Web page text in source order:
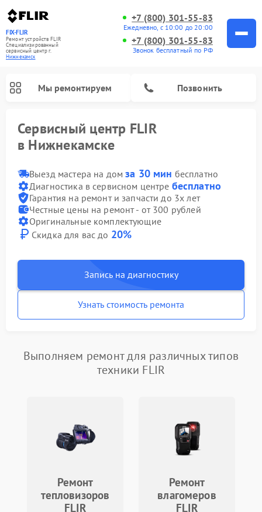
FIX-FLIR
Ремонт устройств FLIR
Специализированный
cервисный центр г.
Нижнекамск
+7 (800) 301-55-83
Ежедневно, с 10:00 до 20:00
+7 (800) 301-55-83
Звонок бесплатный по РФ
Мы ремонтируем Позвонить
Сервисный центр FLIR
в Нижнекамске
Выезд мастера на домза 30 мин бесплатно
Диагностика в сервисном центре бесплатно
Гарантия на ремонт и запчасти до 3х лет
Честные цены на ремонт - от 300 рублей
Оригинальные комплектующие
Скидка для вас до 20%
Запись на диагностику
Узнать стоимость ремонта
Выполняем ремонт для различных типов
техники FLIR
Ремонт
тепловизоров
FLIR
Ремонт
влагомеров
FLIR